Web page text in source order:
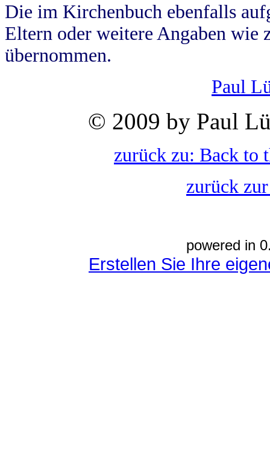
Die im Kirchenbuch ebenfalls
Eltern oder weitere Angaben wie
übernommen.
Paul
© 2009 by Paul
zurück zu: Back to
zurück
powered in
Erstellen Sie Ihre